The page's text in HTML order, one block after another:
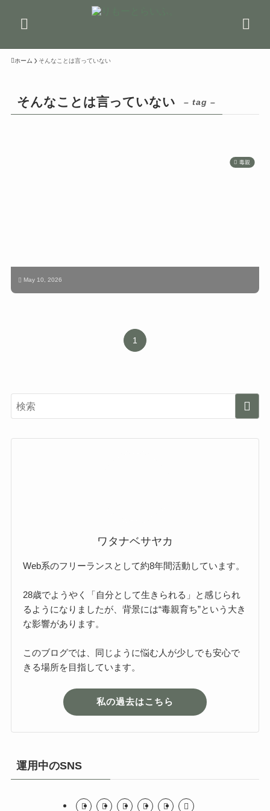
ホーム そんなことは言っていない
そんなことは言っていない – tag –
毒親
May 10, 2026
1
ワタナベサヤカ
Web系のフリーランスとして約8年間活動しています。
28歳でようやく「自分として生きられる」と感じられ
るようになりましたが、背景には“毒親育ち”という大き
な影響があります。
このブログでは、同じように悩む人が少しでも安心で
きる場所を目指しています。
私の過去はこちら
運用中のSNS